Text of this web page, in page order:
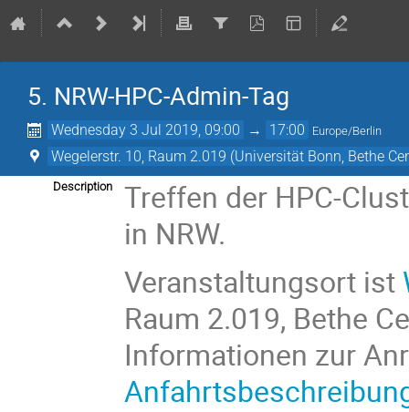
5. NRW-HPC-Admin-Tag
Wednesday 3 Jul 2019, 09:00 → 17:00 Europe/Berlin
Wegelerstr. 10, Raum 2.019 (Universität Bonn, Bethe
Description
Treffen der HPC-
in NRW.
Veranstaltungsort ist
Raum 2.019, Bethe
Informationen zur